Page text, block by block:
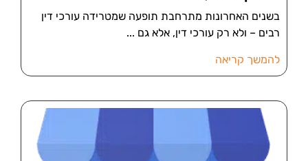
בשנים האחרונות מתרחבת תופעה שמטרידה עורכי דין
רבים – ולא רק עורכי דין, אלא גם
להמשך קריאה